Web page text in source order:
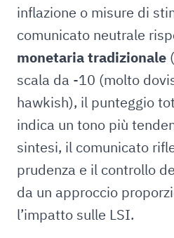
inflazione o misure di
comunicato neutrale
monetaria tradizionale
scala da -10 (molto
hawkish), il punteggio
indica un tono più
sintesi, il comunicato
prudenza e il controllo
da un approccio
l’impatto sulle LSI.